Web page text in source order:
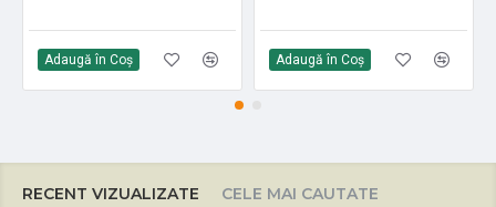
Adaugă în Coş Adaugă în Coş
RECENT VIZUALIZATE CELE MAI CAUTATE